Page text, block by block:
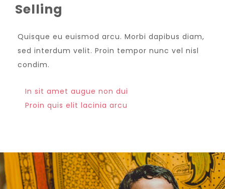
Selling
Quisque eu euismod arcu. Morbi dapibus diam,
sed interdum velit. Proin tempor nunc vel nisl
condim.
In sit amet augue non dui
Proin quis elit lacinia arcu